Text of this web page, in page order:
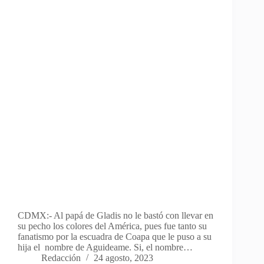
CDMX:- Al papá de Gladis no le bastó con llevar en
su pecho los colores del América, pues fue tanto su
fanatismo por la escuadra de Coapa que le puso a su
hija el nombre de Aguideame. Si, el nombre…
Redacción
24 agosto, 2023